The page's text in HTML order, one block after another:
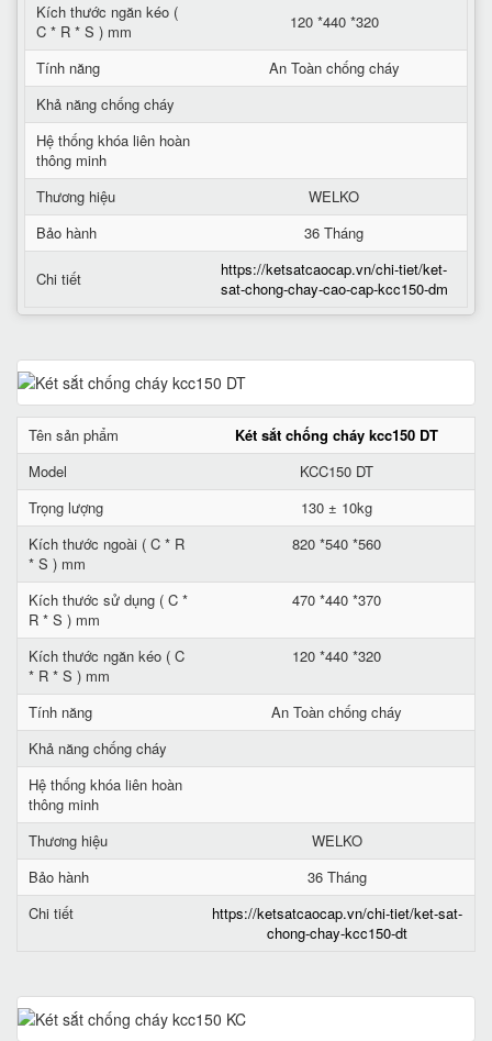
Kích thước ngăn kéo (
C * R * S ) mm
120 *440 *320
Tính năng
An Toàn chống cháy
Khả năng chống cháy
Hệ thống khóa liên hoàn
thông minh
Thương hiệu
WELKO
Bảo hành
36 Tháng
Chi tiết
https://ketsatcaocap.vn/chi-tiet/ket-
sat-chong-chay-cao-cap-kcc150-dm
Tên sản phẩm
Két sắt chống cháy kcc150 DT
Model
KCC150 DT
Trọng lượng
130 ± 10kg
Kích thước ngoài ( C * R
* S ) mm
820 *540 *560
Kích thước sử dụng ( C *
R * S ) mm
470 *440 *370
Kích thước ngăn kéo ( C
* R * S ) mm
120 *440 *320
Tính năng
An Toàn chống cháy
Khả năng chống cháy
Hệ thống khóa liên hoàn
thông minh
Thương hiệu
WELKO
Bảo hành
36 Tháng
Chi tiết
https://ketsatcaocap.vn/chi-tiet/ket-sat-
chong-chay-kcc150-dt